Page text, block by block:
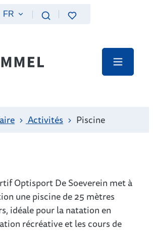
FR
Recherche
Favoris
Menu
Activités Piscine
Optisport De Soeverein met à
une piscine de 25 mètres
idéale pour la natation en
récréative et les cours de